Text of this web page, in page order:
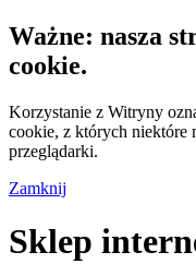
Ważne: nasza
cookie.
Korzystanie z Witryny
cookie, z których niektóre
przeglądarki.
Zamknij
Sklep